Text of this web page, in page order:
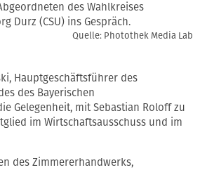
des Wahlkreises
Durz (CSU) ins Gespräch.
Quelle: Photothek Media Lab
Hauptgeschäftsführer des
des Bayerischen
Gelegenheit, mit Sebastian Roloff zu
im Wirtschaftsausschuss und im
des Zimmererhandwerks,